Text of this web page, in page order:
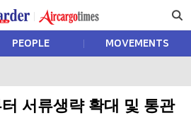
PEOPLE MOVEMENTS
서류생략 확대 및 통관